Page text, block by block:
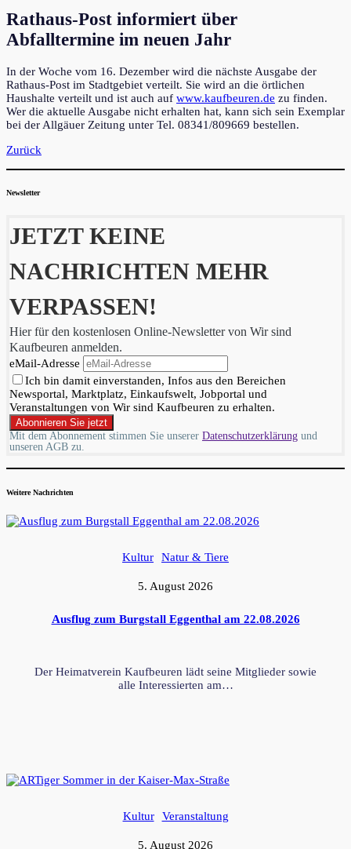
Rathaus-Post informiert über
Abfalltermine im neuen Jahr
In der Woche vom 16. Dezember wird die nächste Ausgabe der
Rathaus-Post im Stadtgebiet verteilt. Sie wird an die örtlichen
Haushalte verteilt und ist auch auf www.kaufbeuren.de zu finden.
Wer die aktuelle Ausgabe nicht erhalten hat, kann sich sein Exemplar
bei der Allgäuer Zeitung unter Tel. 08341/809669 bestellen.
Zurück
Newsletter
JETZT KEINE
NACHRICHTEN MEHR
VERPASSEN!
Hier für den kostenlosen Online-Newsletter von Wir sind
Kaufbeuren anmelden.
eMail-Adresse
Ich bin damit einverstanden, Infos aus den Bereichen
Newsportal, Marktplatz, Einkaufswelt, Jobportal und
Veranstaltungen von Wir sind Kaufbeuren zu erhalten.
Mit dem Abonnement stimmen Sie unserer Datenschutzerklärung und
unseren AGB zu.
Weitere Nachrichten
Kultur Natur & Tiere
5. August 2026
Ausflug zum Burgstall Eggenthal am 22.08.2026
Der Heimatverein Kaufbeuren lädt seine Mitglieder sowie
alle Interessierten am…
Kultur Veranstaltung
5. August 2026